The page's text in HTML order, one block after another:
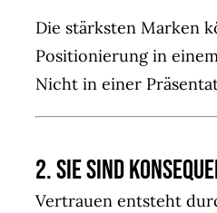
Die stärksten Marken
Positionierung in
Nicht in einer
2. Sie sind
Vertrauen entsteht